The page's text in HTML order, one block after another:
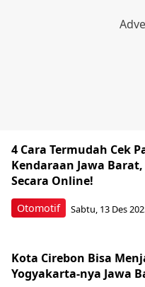
Otomotif
4 Cara Termudah Cek
Kendaraan Jawa
Secara Online!
Sabtu, 13 Des
Kota Cirebon Bisa
Yogyakarta-nya Jawa